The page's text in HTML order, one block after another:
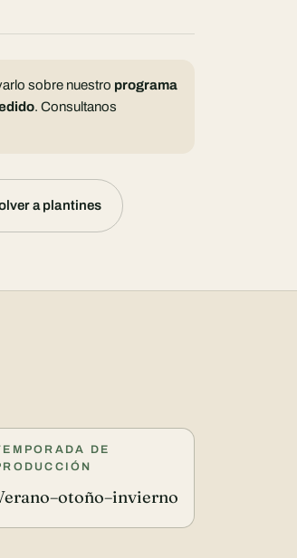
sobre nuestro programa
. Consultanos
a plantines
DE